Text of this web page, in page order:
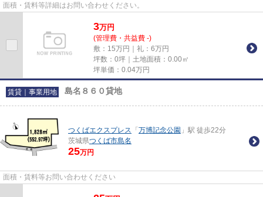
面積・賃料等詳細はお問い合わせください。
3万円
(管理費・共益費 -)
敷：15万円｜礼：6万円
坪数：0坪｜土地面積：0.00㎡
坪単価： 0.04万円
賃貸｜事業用地 島名８６０貸地
つくばエクスプレス 「 万博記念公園 」駅 徒歩22分
茨城県つくば市島名
25万円
面積・賃料等お問い合わせください